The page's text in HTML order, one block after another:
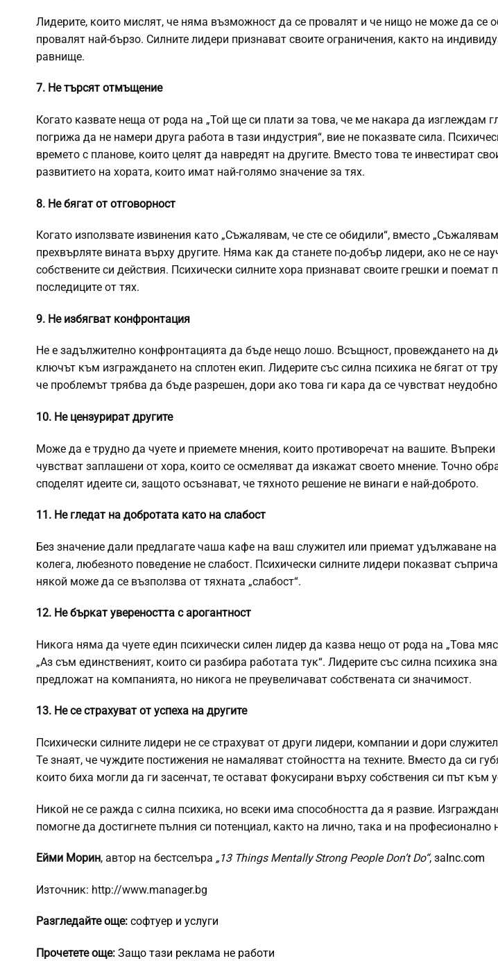
Лидерите, които мислят, че няма възможност да се провалят и че нищо не може да се
провалят най-бързо. Силните лидери признават своите ограничения, както на
равнище.
7. Не търсят отмъщение
Когато казвате неща от рода на „Той ще си плати за това, че ме накара да изглеждам
погрижа да не намери друга работа в тази индустрия“, вие не показвате сила.
времето с планове, които целят да навредят на другите. Вместо това те инвестират
развитието на хората, които имат най-голямо значение за тях.
8. Не бягат от отговорност
Когато използвате извинения като „Съжалявам, че сте се обидили“, вместо
прехвърляте вината върху другите. Няма как да станете по-добър лидери, ако не се
собствените си действия. Психически силните хора признават своите грешки и поемат
последиците от тях.
9. Не избягват конфронтация
Не е задължително конфронтацията да бъде нещо лошо. Всъщност, провеждането на
ключът към изграждането на сплотен екип. Лидерите със силна психика не бягат от
че проблемът трябва да бъде разрешен, дори ако това ги кара да се чувстват
10. Не цензурират другите
Може да е трудно да чуете и приемете мнения, които противоречат на вашите. Въпреки
чувстват заплашени от хора, които се осмеляват да изкажат своето мнение. Точно
споделят идеите си, защото осъзнават, че тяхното решение не винаги е най-доброто.
11. Не гледат на добротата като на слабост
Без значение дали предлагате чаша кафе на ваш служител или приемат удължаване
колега, любезното поведение не слабост. Психически силните лидери показват
някой може да се възползва от тяхната „слабост“.
12. Не бъркат увереността с арогантност
Никога няма да чуете един психически силен лидер да казва нещо от рода на „Това
„Аз съм единственият, които си разбира работата тук“. Лидерите със силна психика
предложат на компанията, но никога не преувеличават собствената си значимост.
13. Не се страхуват от успеха на другите
Психически силните лидери не се страхуват от други лидери, компании и дори
Те знаят, че чуждите постижения не намаляват стойността на техните. Вместо да си
които биха могли да ги засенчат, те остават фокусирани върху собствения си път към
Никой не се ражда с силна психика, но всеки има способността да я развие.
помогне да достигнете пълния си потенциал, както на лично, така и на професионално
Ейми Морин, автор на бестселъра „13 Things Mentally Strong People Don’t Do“, за Inc.com
Източник: http://www.manager.bg
Разгледайте още: софтуер и услуги
Прочетете още: Защо тази реклама не работи